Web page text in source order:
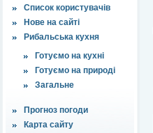
Список користувачів
Нове на сайті
Рибальська кухня
Готуємо на кухні
Готуємо на природі
Загальне
Прогноз погоди
Карта сайту